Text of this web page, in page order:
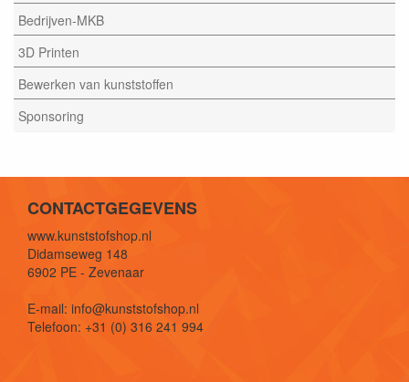
Bedrijven-MKB
3D Printen
Bewerken van kunststoffen
Sponsoring
CONTACTGEGEVENS
www.kunststofshop.nl
Didamseweg 148
6902 PE - Zevenaar
E-mail: info@kunststofshop.nl
Telefoon: +31 (0) 316 241 994